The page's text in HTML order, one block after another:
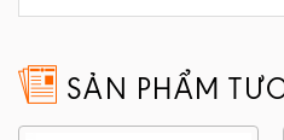
SẢN PHẨM